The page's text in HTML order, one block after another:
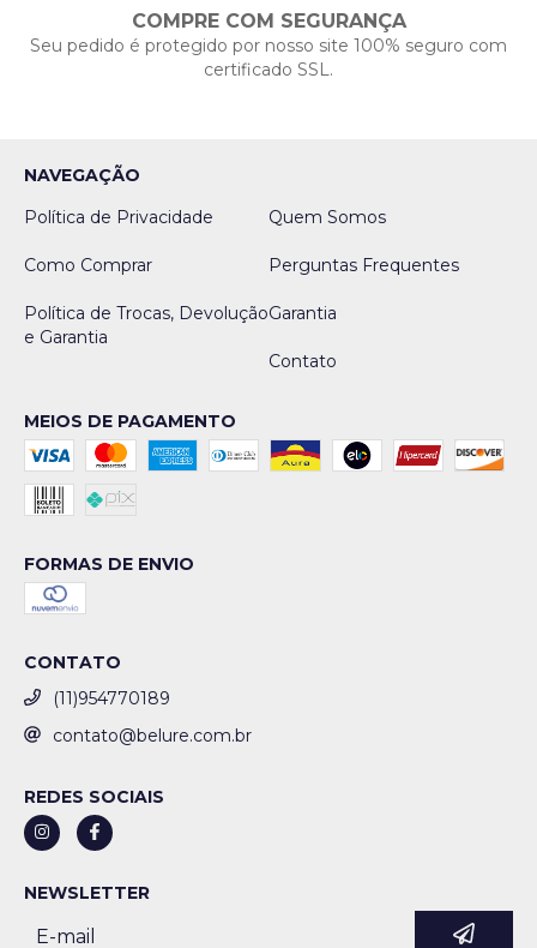
COMPRE COM SEGURANÇA
Seu pedido é protegido por nosso site 100% seguro com
certificado SSL.
NAVEGAÇÃO
Política de Privacidade
Quem Somos
Como Comprar Perguntas Frequentes
Política de Trocas, Devolução
e Garantia
Garantia
Contato
MEIOS DE PAGAMENTO
FORMAS DE ENVIO
CONTATO
(11)954770189
contato@belure.com.br
REDES SOCIAIS
NEWSLETTER